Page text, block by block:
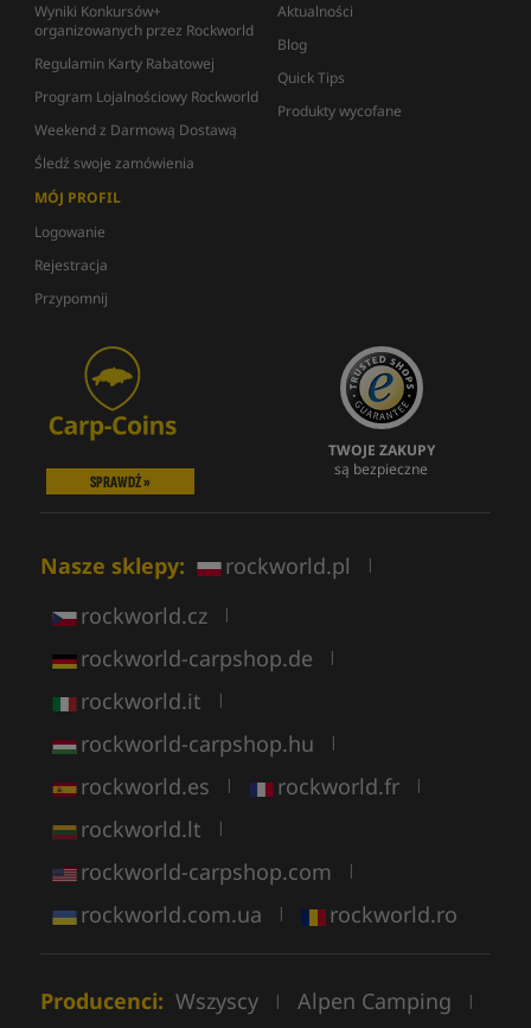
Wyniki Konkursów+
organizowanych przez Rockworld
Regulamin Karty Rabatowej
Program Lojalnościowy Rockworld
Weekend z Darmową Dostawą
Śledź swoje zamówienia
Aktualności
Blog
Quick Tips
Produkty wycofane
MÓJ PROFIL
Logowanie
Rejestracja
Przypomnij
SPRAWDŹ »
TWOJE ZAKUPY
są bezpieczne
Nasze sklepy: rockworld.pl |
rockworld.cz |
rockworld-carpshop.de |
rockworld.it |
rockworld-carpshop.hu |
rockworld.es | rockworld.fr |
rockworld.lt |
rockworld-carpshop.com |
rockworld.com.ua | rockworld.ro
Producenci: Wszyscy | Alpen Camping |